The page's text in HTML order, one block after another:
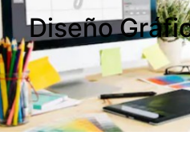
Diseño
Diseño